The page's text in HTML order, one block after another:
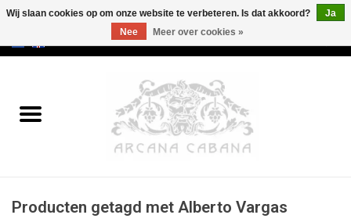
Oud & Zeldzaam
Erotica
Producten getagd met Alberto Vargas
Wij slaan cookies op om onze website te verbeteren. Is dat akkoord?
Ja
Nee
Meer over cookies »